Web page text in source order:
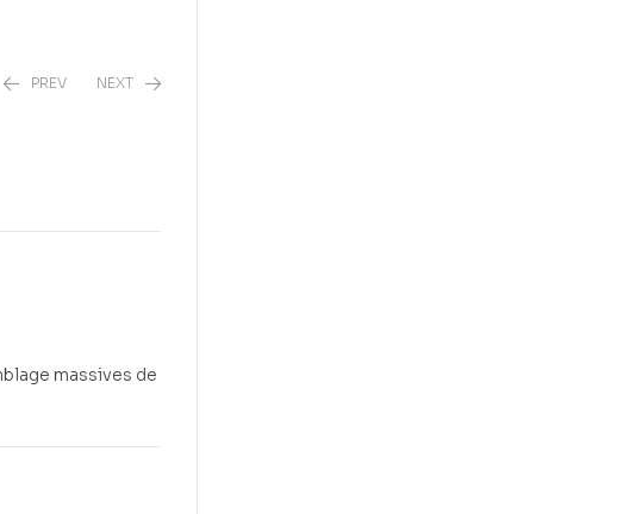
PREV NEXT
massives de